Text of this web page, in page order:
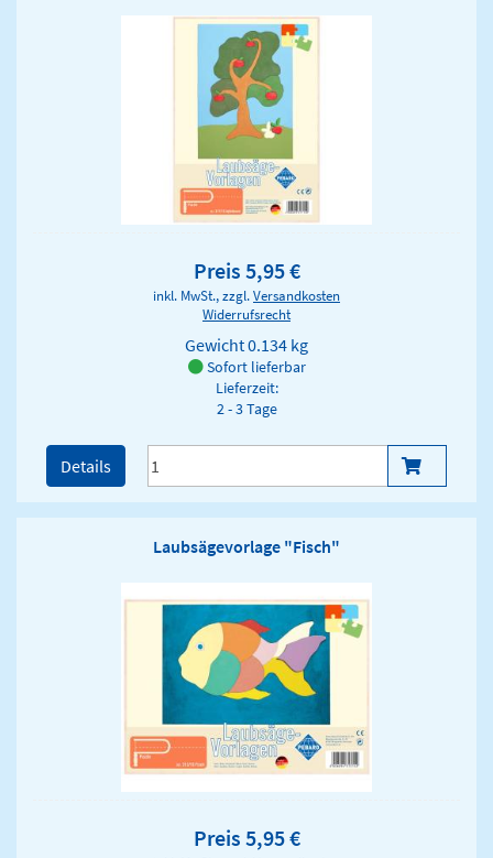
Preis 5,95 €
inkl. MwSt., zzgl.Versandkosten
Widerrufsrecht
Gewicht0.134 kg
Sofort lieferbar
Lieferzeit:
2 - 3 Tage
Details
Laubsägevorlage "Fisch"
Preis 5,95 €